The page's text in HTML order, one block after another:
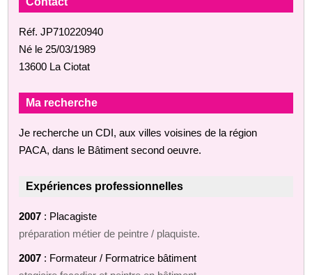
Réf. JP710220940
Né le 25/03/1989
13600 La Ciotat
Ma recherche
Je recherche un CDI, aux villes voisines de la région
PACA, dans le Bâtiment second oeuvre.
Expériences professionnelles
2007 : Placagiste
préparation métier de peintre / plaquiste.
2007 : Formateur / Formatrice bâtiment